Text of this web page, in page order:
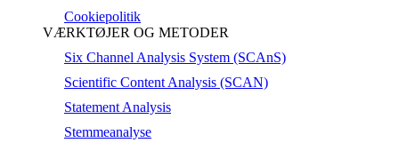
Cookiepolitik
VÆRKTØJER OG METODER
Six Channel Analysis System (SCAnS)
Scientific Content Analysis (SCAN)
Statement Analysis
Stemmeanalyse